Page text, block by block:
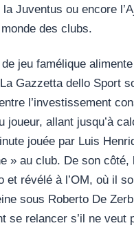
la Juventus ou encore
des clubs.
jeu famélique
Gazzetta dello Sport
l’investissement
joueur, allant jusqu’à
jouée par Luis
» au club. De son côté,
et révélé à l’OM, où il
sous Roberto De
se relancer s’il ne veut